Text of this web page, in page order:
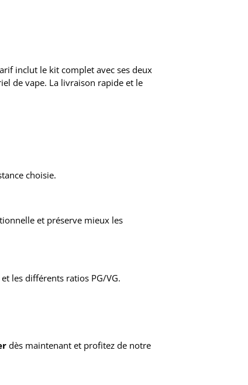
inclut le kit complet avec ses deux
de vape. La livraison rapide et le
choisie.
et préserve mieux les
les différents ratios PG/VG.
dès maintenant et profitez de notre